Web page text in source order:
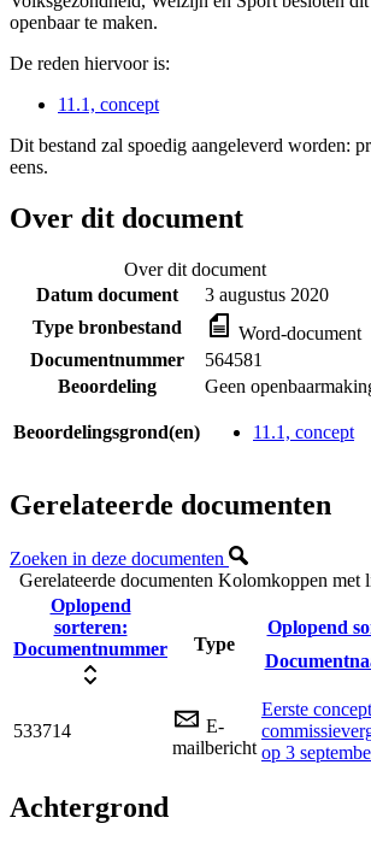
openbaar te maken.
De reden hiervoor is:
11.1, concept
Dit bestand zal spoedig aangeleverd worden:
eens.
Over dit document
Over dit document
Datum document
3 augustus 2020
Type bronbestand
Word-document
Documentnummer
564581
Beoordeling
Geen
Beoordelingsgrond(en) 11.1, concept
Gerelateerde documenten
Zoeken in deze documenten
Gerelateerde documenten Kolomkoppen met
Oplopend
sorteren:
Documentnummer
Type
Oplopend
533714
E-
mailbericht
Eerste
op 3
Achtergrond